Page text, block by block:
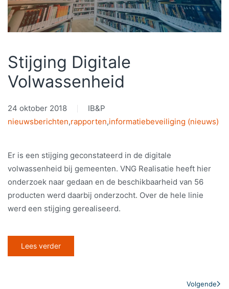
Stijging Digitale
Volwassenheid
24 oktober 2018
IB&P
nieuwsberichten,rapporten,informatiebeveiliging (nieuws)
Er is een stijging geconstateerd in de digitale
volwassenheid bij gemeenten. VNG Realisatie heeft hier
onderzoek naar gedaan en de beschikbaarheid van 56
producten werd daarbij onderzocht. Over de hele linie
werd een stijging gerealiseerd.
Lees verder
Volgende